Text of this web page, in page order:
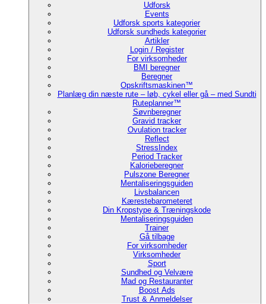
Udforsk
Events
Udforsk sports kategorier
Udforsk sundheds kategorier
Artikler
Login / Register
For virksomheder
BMI beregner
Beregner
Opskriftsmaskinen™
Planlæg din næste rute – løb, cykel eller gå – med Sundti
Ruteplanner™
Søvnberegner
Gravid tracker
Ovulation tracker
Reflect
StressIndex
Period Tracker
Kalorieberegner
Pulszone Beregner
Mentaliseringsguiden
Livsbalancen
Kærestebarometeret
Din Kropstype & Træningskode
Mentaliseringsguiden
Trainer
Gå tilbage
For virksomheder
Virksomheder
Sport
Sundhed og Velvære
Mad og Restauranter
Boost Ads
Trust & Anmeldelser